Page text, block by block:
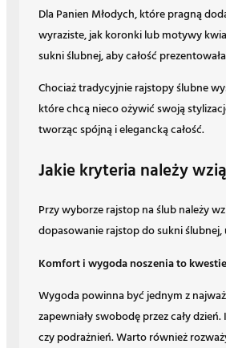
Dla Panien Młodych, które pragną
wyraziste, jak koronki lub motywy
sukni ślubnej, aby całość
Chociaż tradycyjnie rajstopy ślubne
które chcą nieco ożywić swoją
tworząc spójną i elegancką całość.
Jakie kryteria należy
Przy wyborze rajstop na ślub należy
dopasowanie rajstop do sukni
Komfort i wygoda noszenia to
Wygoda powinna być jednym z
zapewniały swobodę przez cały
czy podrażnień. Warto również